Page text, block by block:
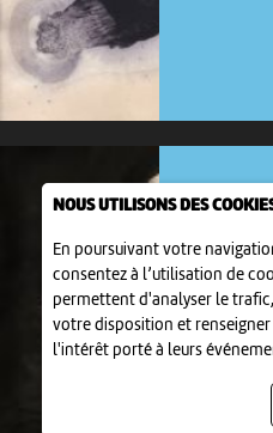
NOUS UTILISONS DES
En poursuivant votre
consentez à l’utilisation de
permettent d'analyser le
votre disposition et renseigner
l'intérêt porté à leurs
EXPOSITION
LE
1 jui > 25